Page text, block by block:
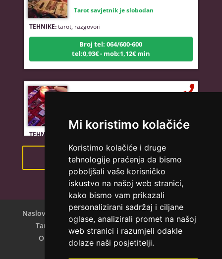
Mi koristimo kolačiće
Koristimo kolačiće i druge
tehnologije praćenja da bismo
poboljšali vaše korisničko
iskustvo na našoj web stranici,
kako bismo vam prikazali
personalizirani sadržaj i ciljane
oglase, analizirali promet na našoj
web stranici i razumjeli odakle
dolaze naši posjetitelji.
TEHNIKE:tarot, razgovori
Broj tel: 064/600-600
tel:0,93€ - mob:1,12€ min
LUCIJA/ Kod #136
TEHNIKE:
sudbinske karte, anđeoske poruke
Broj tel: 064/600-600
tel:0,93€ - mob:1,12€ min
DIJA / Kod 64
Tarot savjetnik je slobodan
vedska astrologija (jyotish), reiki, tarot, oracle
karte, duhovni razgovori
Pregled svih astro savjetnika
Naslovna Mogućnosti tarota
Povijest tarota
Tarot
Tarot centar
Zablude o tarotu
O nama
O centru
Uvjeti korištenja
Polica privatnosti
Kontakt